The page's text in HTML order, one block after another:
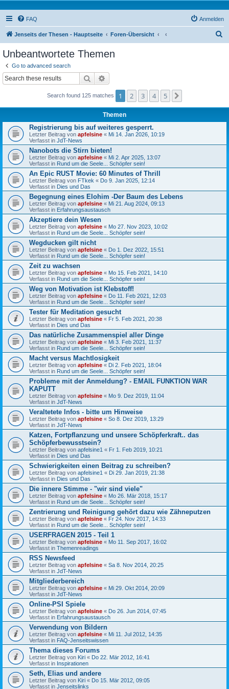
FAQ Anmelden
Jenseits der Thesen - Hauptseite Foren-Übersicht
Unbeantwortete Themen
Go to advanced search
Suche
Search found 125 matches 1 2 3 4 5
Themen
Registrierung bis auf weiteres gesperrt.
Letzter Beitrag von apfelsine « Mi 14. Jan 2026, 10:19
Verfasst in JdT-News
Nanobots die Stirn bieten!
Letzter Beitrag von apfelsine « Mi 2. Apr 2025, 13:07
Verfasst in Rund um die Seele... Schöpfer sein!
An Epic RUST Movie: 60 Minutes of Thrill
Letzter Beitrag von FTkek « Do 9. Jan 2025, 12:14
Verfasst in Dies und Das
Begegnung eines Elohim -Der Baum des Lebens
Letzter Beitrag von apfelsine « Mi 21. Aug 2024, 09:13
Verfasst in Erfahrungsaustausch
Akzeptiere dein Wesen
Letzter Beitrag von apfelsine « Mo 27. Nov 2023, 10:02
Verfasst in Rund um die Seele... Schöpfer sein!
Wegducken gilt nicht
Letzter Beitrag von apfelsine « Do 1. Dez 2022, 15:51
Verfasst in Rund um die Seele... Schöpfer sein!
Zeit zu wachsen
Letzter Beitrag von apfelsine « Mo 15. Feb 2021, 14:10
Verfasst in Rund um die Seele... Schöpfer sein!
Weg von Motivation ist Klebstoff!
Letzter Beitrag von apfelsine « Do 11. Feb 2021, 12:03
Verfasst in Rund um die Seele... Schöpfer sein!
Tester für Meditation gesucht
Letzter Beitrag von apfelsine « Fr 5. Feb 2021, 20:38
Verfasst in Dies und Das
Das natürliche Zusammenspiel aller Dinge
Letzter Beitrag von apfelsine « Mi 3. Feb 2021, 11:37
Verfasst in Rund um die Seele... Schöpfer sein!
Macht versus Machtlosigkeit
Letzter Beitrag von apfelsine « Di 2. Feb 2021, 18:04
Verfasst in Rund um die Seele... Schöpfer sein!
Probleme mit der Anmeldung? - EMAIL FUNKTION WAR
KAPUTT
Letzter Beitrag von apfelsine « Mo 9. Dez 2019, 11:04
Verfasst in JdT-News
Veraltetete Infos - bitte um Hinweise
Letzter Beitrag von apfelsine « So 8. Dez 2019, 13:29
Verfasst in JdT-News
Katzen, Fortpflanzung und unsere Schöpferkraft.. das
Schöpferbewusstsein?
Letzter Beitrag von apfelsine1 « Fr 1. Feb 2019, 10:21
Verfasst in Dies und Das
Schwierigkeiten einen Beitrag zu schreiben?
Letzter Beitrag von apfelsine1 « Di 29. Jan 2019, 21:38
Verfasst in Dies und Das
Die innere Stimme - "wir sind viele"
Letzter Beitrag von apfelsine « Mo 26. Mär 2018, 15:17
Verfasst in Rund um die Seele... Schöpfer sein!
Zentrierung und Reinigung gehört dazu wie Zähneputzen
Letzter Beitrag von apfelsine « Fr 24. Nov 2017, 14:33
Verfasst in Rund um die Seele... Schöpfer sein!
USERFRAGEN 2015 - Teil 1
Letzter Beitrag von apfelsine « Mo 11. Sep 2017, 16:02
Verfasst in Themenreadings
RSS Newsfeed
Letzter Beitrag von apfelsine « Sa 8. Nov 2014, 20:25
Verfasst in JdT-News
Mitgliederbereich
Letzter Beitrag von apfelsine « Mi 29. Okt 2014, 20:09
Verfasst in JdT-News
Online-PSI Spiele
Letzter Beitrag von apfelsine « Do 26. Jun 2014, 07:45
Verfasst in Erfahrungsaustausch
Verwendung von Bildern
Letzter Beitrag von apfelsine « Mi 11. Jul 2012, 14:35
Verfasst in FAQ-Jenseitswissen
Thema dieses Forums
Letzter Beitrag von Kiri « Do 22. Mär 2012, 16:41
Verfasst in Inspirationen
Seth, Elias und andere
Letzter Beitrag von Kiri « Do 15. Mär 2012, 09:05
Verfasst in Jenseitslinks